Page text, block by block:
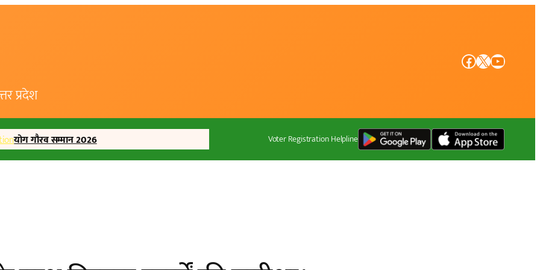
प्रदेश
Facebook X YouTube
योग गौरव सम्मान 2026 Voter Registration Helpline